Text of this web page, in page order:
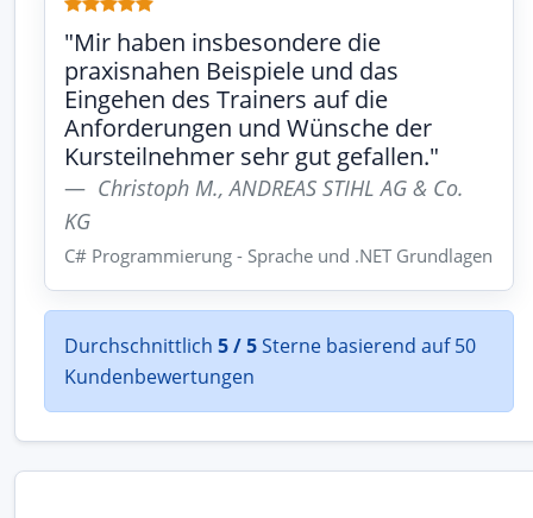
"Mir haben insbesondere die
praxisnahen Beispiele und das
Eingehen des Trainers auf die
Anforderungen und Wünsche der
Kursteilnehmer sehr gut gefallen."
Christoph M., ANDREAS STIHL AG & Co.
KG
C# Programmierung - Sprache und .NET Grundlagen
Durchschnittlich 5 / 5Sterne basierend auf 50
Kundenbewertungen